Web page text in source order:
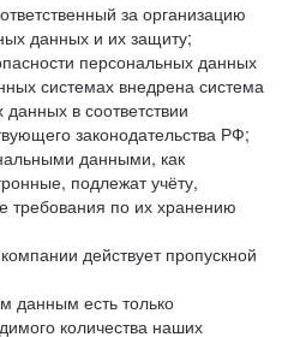
за организацию
данных и их защиту;
персональных данных
системах внедрена система
в соответствии
законодательства РФ;
данными, как
подлежат учёту,
требования по их хранению
действует пропускной
данным есть только
количества наших